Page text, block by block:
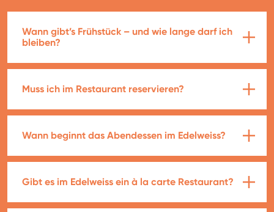
Wann gibt’s Frühstück – und wie lange darf ich
bleiben?
Muss ich im Restaurant reservieren?
Wann beginnt das Abendessen im Edelweiss?
Gibt es im Edelweiss ein à la carte Restaurant?